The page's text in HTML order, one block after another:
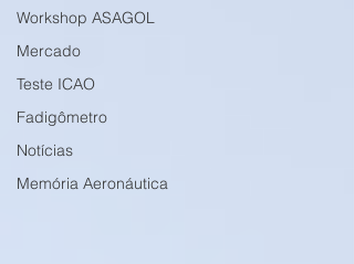
Workshop ASAGOL
Mercado
Teste ICAO
Fadigômetro
Notícias
Memória Aeronáutica